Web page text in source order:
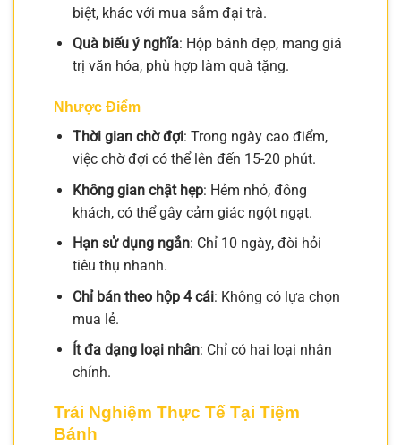
biệt, khác với mua sắm đại trà.
Quà biếu ý nghĩa: Hộp bánh đẹp, mang giá
trị văn hóa, phù hợp làm quà tặng.
Nhược Điểm
Thời gian chờ đợi: Trong ngày cao điểm,
việc chờ đợi có thể lên đến 15-20 phút.
Không gian chật hẹp: Hẻm nhỏ, đông
khách, có thể gây cảm giác ngột ngạt.
Hạn sử dụng ngắn: Chỉ 10 ngày, đòi hỏi
tiêu thụ nhanh.
Chỉ bán theo hộp 4 cái: Không có lựa chọn
mua lẻ.
Ít đa dạng loại nhân: Chỉ có hai loại nhân
chính.
Trải Nghiệm Thực Tế Tại Tiệm
Bánh